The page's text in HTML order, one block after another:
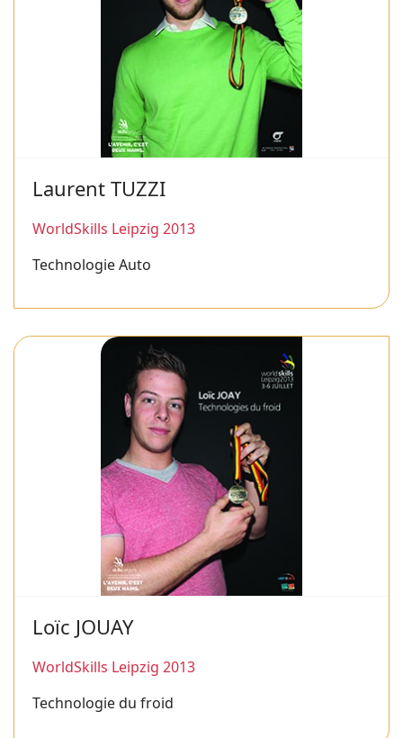
Laurent TUZZI
WorldSkills Leipzig 2013
Technologie Auto
Loïc JOUAY
WorldSkills Leipzig 2013
Technologie du froid